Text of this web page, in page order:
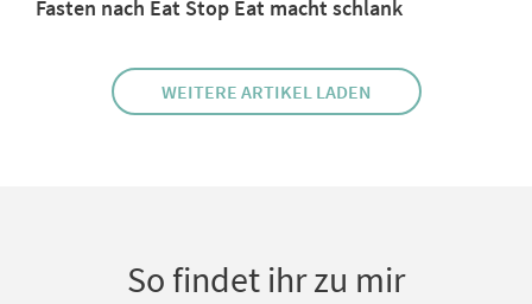
Fasten nach Eat Stop Eat macht schlank
WEITERE ARTIKEL LADEN
So findet ihr zu mir